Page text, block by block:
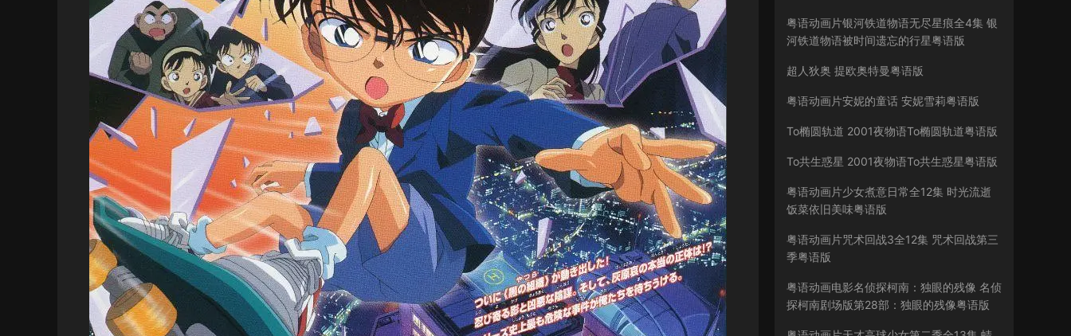
粤语动画片银河铁道物语无尽星痕全4集 银
河铁道物语被时间遗忘的行星粤语版
超人狄奥 提欧奥特曼粤语版
粤语动画片安妮的童话 安妮雪莉粤语版
To椭圆轨道 2001夜物语To椭圆轨道粤语版
To共生惑星 2001夜物语To共生惑星粤语版
粤语动画片少女煮意日常全12集 时光流逝
饭菜依旧美味粤语版
粤语动画片咒术回战3全12集 咒术回战第三
季粤语版
粤语动画电影名侦探柯南：独眼的残像 名侦
探柯南剧场版第28部：独眼的残像粤语版